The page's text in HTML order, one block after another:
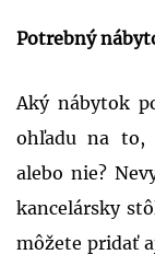
Potrebný
Aký nábytok
ohľadu na to,
alebo nie?
kancelársky
môžete pridať